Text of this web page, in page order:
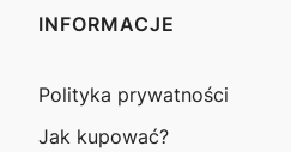
INFORMACJE
Polityka prywatności
Jak kupować?